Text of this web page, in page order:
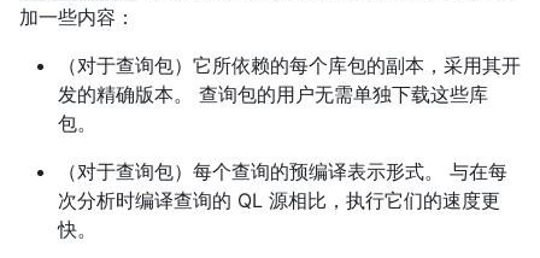
加一些内容：
（对于查询包）它所依赖的每个库包的副本，采用其开
发的精确版本。 查询包的用户无需单独下载这些库
包。
（对于查询包）每个查询的预编译表示形式。 与在每
次分析时编译查询的 QL 源相比，执行它们的速度更
快。